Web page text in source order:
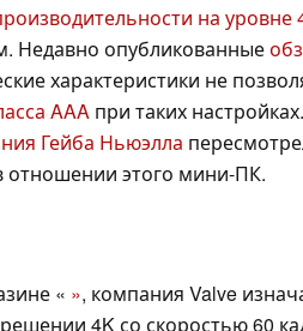
на уровне
Недавно опубликованные
характеристики не
AAA при таких
Гейба Ньюэлла
отношении этого мини-ПК.
« », компания Valve
4K со скоростью 60